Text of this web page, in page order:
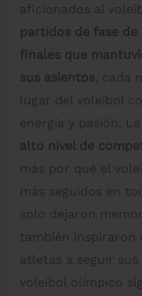
aficionados al
partidos de fase de
finales que
sus asientos, cada
lugar del voleibol
energía y pasión.
alto nivel de
más por qué el
más seguidos en
solo dejaron
también inspiraron
atletas a seguir
voleibol olímpico